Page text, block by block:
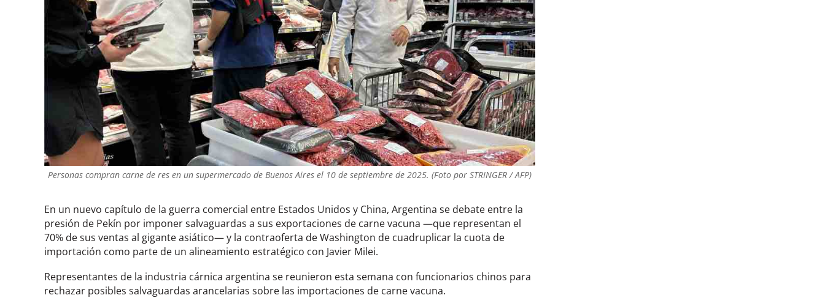
Personas compran carne de res en un supermercado de Buenos Aires el 10 de septiembre de 2025. (Foto por STRINGER / AFP)
En un nuevo capítulo de la guerra comercial entre Estados Unidos y China, Argentina se debate entre la
presión de Pekín por imponer salvaguardas a sus exportaciones de carne vacuna —que representan el
70% de sus ventas al gigante asiático— y la contraoferta de Washington de cuadruplicar la cuota de
importación como parte de un alineamiento estratégico con Javier Milei.
Representantes de la industria cárnica argentina se reunieron esta semana con funcionarios chinos para
rechazar posibles salvaguardas arancelarias sobre las importaciones de carne vacuna.